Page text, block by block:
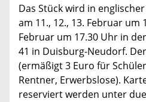
Das Stück wird in
am 11., 12., 13. Februar um
Februar um 17.30 Uhr in
41 in Duisburg-Neudorf.
(ermäßigt 3 Euro für
Rentner, Erwerbslose).
reserviert werden unter